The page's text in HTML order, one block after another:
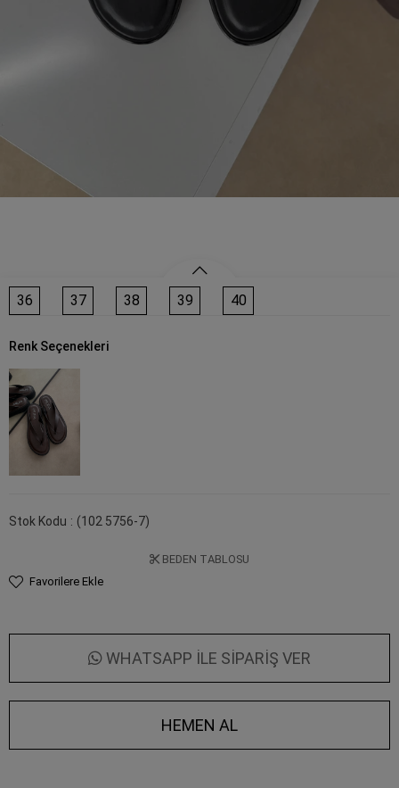
36 37 38 39 40
Renk Seçenekleri
Stok Kodu (102 5756-7)
BEDEN TABLOSU
Favorilere Ekle
WHATSAPP İLE SİPARİŞ VER